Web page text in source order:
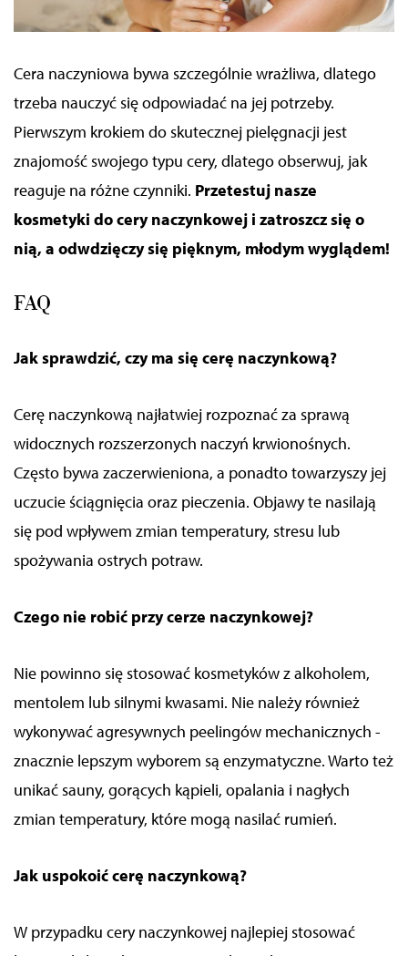
Cera naczyniowa bywa szczególnie wrażliwa, dlatego
trzeba nauczyć się odpowiadać na jej potrzeby.
Pierwszym krokiem do skutecznej pielęgnacji jest
znajomość swojego typu cery, dlatego obserwuj, jak
reaguje na różne czynniki. Przetestuj nasze
kosmetyki do cery naczynkowej i zatroszcz się o
nią, a odwdzięczy się pięknym, młodym wyglądem!
FAQ
Jak sprawdzić, czy ma się cerę naczynkową?
Cerę naczynkową najłatwiej rozpoznać za sprawą
widocznych rozszerzonych naczyń krwionośnych.
Często bywa zaczerwieniona, a ponadto towarzyszy jej
uczucie ściągnięcia oraz pieczenia. Objawy te nasilają
się pod wpływem zmian temperatury, stresu lub
spożywania ostrych potraw.
Czego nie robić przy cerze naczynkowej?
Nie powinno się stosować kosmetyków z alkoholem,
mentolem lub silnymi kwasami. Nie należy również
wykonywać agresywnych peelingów mechanicznych -
znacznie lepszym wyborem są enzymatyczne. Warto też
unikać sauny, gorących kąpieli, opalania i nagłych
zmian temperatury, które mogą nasilać rumień.
Jak uspokoić cerę naczynkową?
W przypadku cery naczynkowej najlepiej stosować